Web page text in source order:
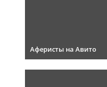
Аферисты на Авито